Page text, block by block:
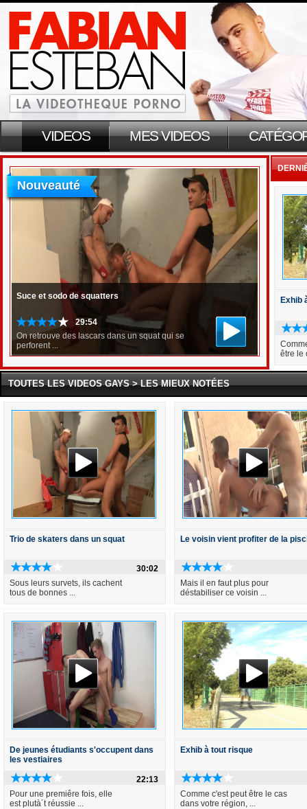
VIDEOS MES VIDEOS
Nouveauté
Suce et sodo de squatters
29:54
On retrouve des lascars dans un squat qui se
perforent ...
Exhib
être le
TOUTES LES VIDEOS GAYS > LES MIEUX NOTÉES
Trio de skaters dans un squat
30:02
Sous leurs survets, ils cachent
tous de bonnes ...
Le voisin vient profiter de la
Mais il en faut plus pour
déstabiliser ce voisin ...
De jeunes étudiants s'occupent dans
les vestiaires
22:13
Pour une premiêre fois, elle
est plutà´t réussie ...
Exhib à tout risque
Comme c'est peut être le cas
dans votre région, ...